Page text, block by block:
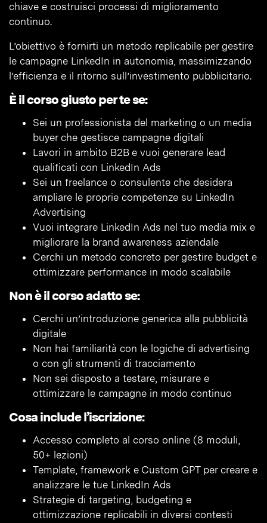
chiave e costruisci processi di miglioramento
continuo.
L’obiettivo è fornirti un metodo replicabile per gestire
le campagne LinkedIn in autonomia, massimizzando
l’efficienza e il ritorno sull’investimento pubblicitario.
È il corso giusto per te se:
Sei un professionista del marketing o un media
buyer che gestisce campagne digitali
Lavori in ambito B2B e vuoi generare lead
qualificati con LinkedIn Ads
Sei un freelance o consulente che desidera
ampliare le proprie competenze su LinkedIn
Advertising
Vuoi integrare LinkedIn Ads nel tuo media mix e
migliorare la brand awareness aziendale
Cerchi un metodo concreto per gestire budget e
ottimizzare performance in modo scalabile
Non è il corso adatto se:
Cerchi un’introduzione generica alla pubblicità
digitale
Non hai familiarità con le logiche di advertising
o con gli strumenti di tracciamento
Non sei disposto a testare, misurare e
ottimizzare le campagne in modo continuo
Cosa include l’iscrizione:
Accesso completo al corso online (8 moduli,
50+ lezioni)
Template, framework e Custom GPT per creare e
analizzare le tue LinkedIn Ads
Strategie di targeting, budgeting e
ottimizzazione replicabili in diversi contesti